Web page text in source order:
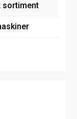
sortiment